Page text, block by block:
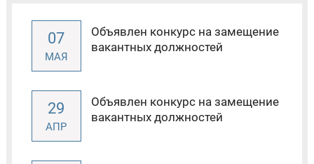
07
МАЯ
Объявлен конкурс на замещение
вакантных должностей
29
АПР
Объявлен конкурс на замещение
вакантных должностей